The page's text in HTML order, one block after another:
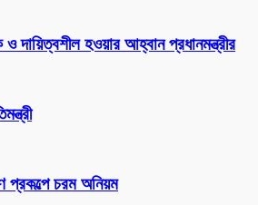
হওয়ার আহ্বান প্রধানমন্ত্রীর
প্রকল্পে চরম অনিয়ম